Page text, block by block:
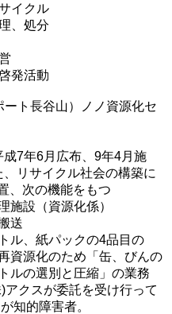
イクル
、処分
発活動
ト長谷山）ノノ資源化セ
成7年6月広布、9年4月施
リサイクル社会の構築に
、次の機能をもつ
施設（資源化係）
送
ル、紙パックの4品目の
資源化のため「缶、びんの
ルの選別と圧縮」の業務
クスが委託を受け行って
知的障害者。